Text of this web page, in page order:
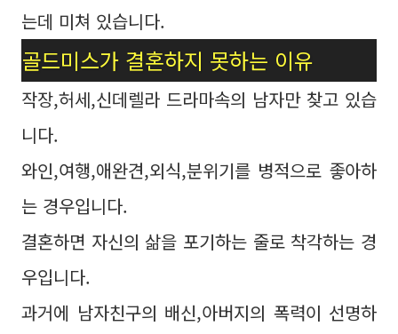
는데 미쳐 있습니다.
골드미스가 결혼하지 못하는 이유
작장,허세,신데렐라 드라마속의 남자만 찾고 있습
니다.
와인,여행,애완견,외식,분위기를 병적으로 좋아하
는 경우입니다.
결혼하면 자신의 삶을 포기하는 줄로 착각하는 경
우입니다.
과거에 남자친구의 배신,아버지의 폭력이 선명하